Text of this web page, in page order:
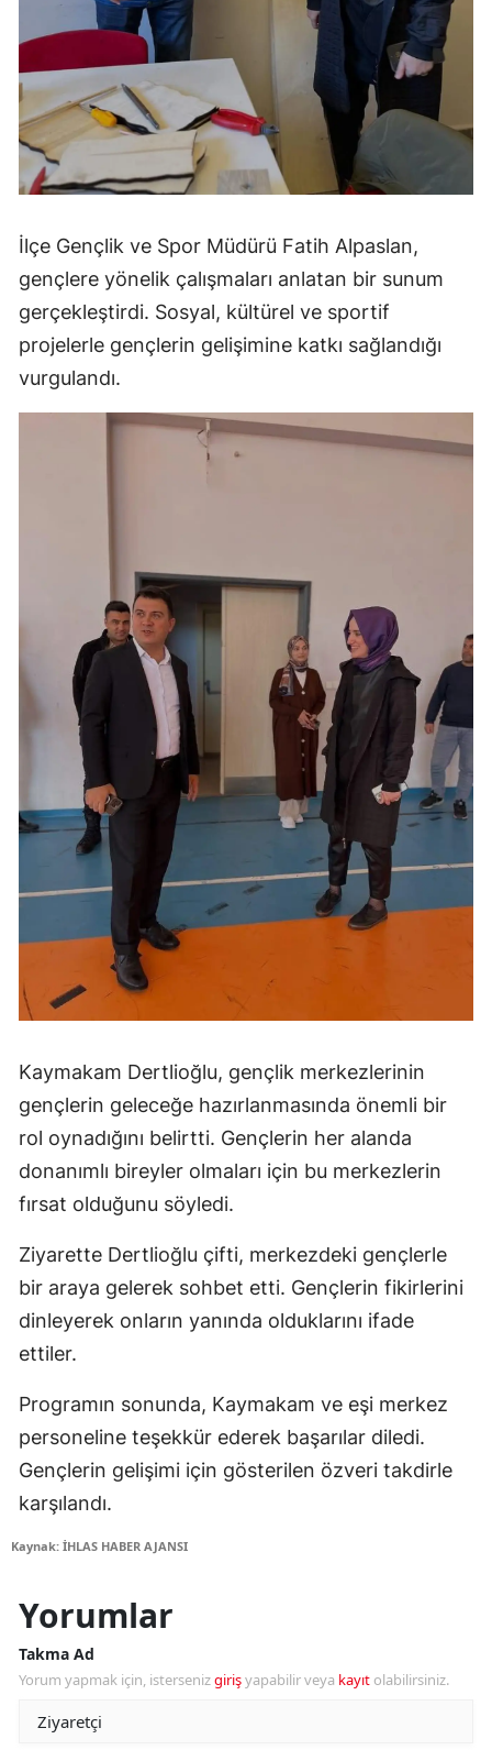
İlçe Gençlik ve Spor Müdürü Fatih Alpaslan,
gençlere yönelik çalışmaları anlatan bir sunum
gerçekleştirdi. Sosyal, kültürel ve sportif
projelerle gençlerin gelişimine katkı sağlandığı
vurgulandı.
Kaymakam Dertlioğlu, gençlik merkezlerinin
gençlerin geleceğe hazırlanmasında önemli bir
rol oynadığını belirtti. Gençlerin her alanda
donanımlı bireyler olmaları için bu merkezlerin
fırsat olduğunu söyledi.
Ziyarette Dertlioğlu çifti, merkezdeki gençlerle
bir araya gelerek sohbet etti. Gençlerin fikirlerini
dinleyerek onların yanında olduklarını ifade
ettiler.
Programın sonunda, Kaymakam ve eşi merkez
personeline teşekkür ederek başarılar diledi.
Gençlerin gelişimi için gösterilen özveri takdirle
karşılandı.
Kaynak: İHLAS HABER AJANSI
Yorumlar
Takma Ad
Yorum yapmak için, istersenizgirişyapabilir veya kayıt olabilirsiniz.